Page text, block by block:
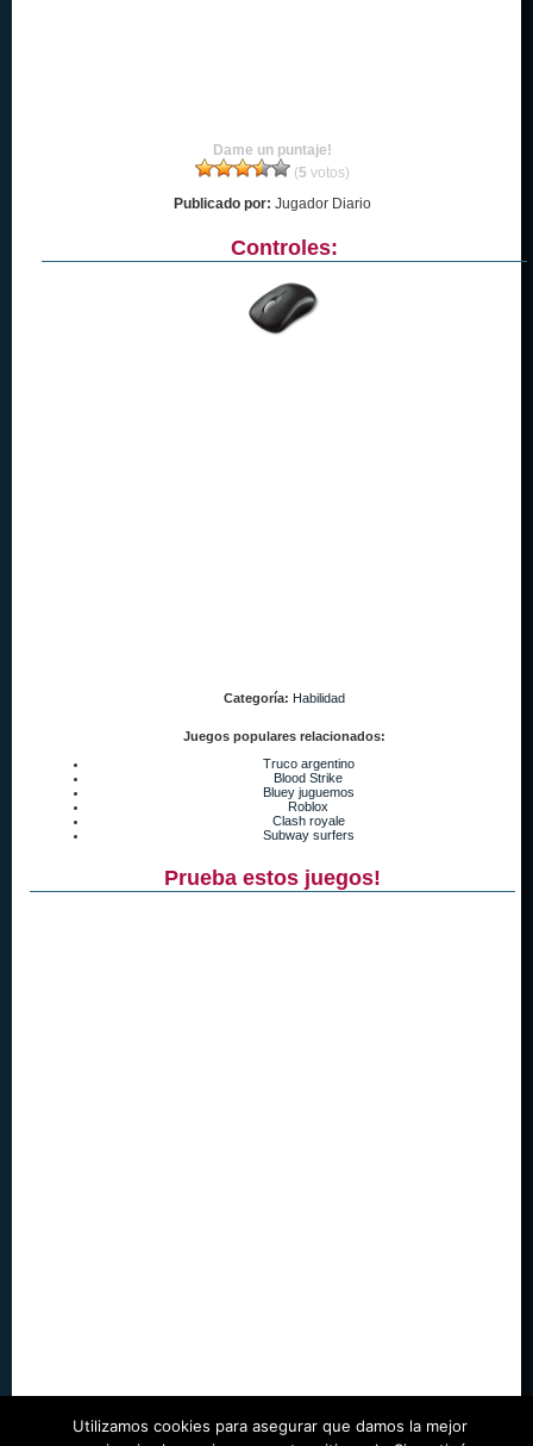
Dame un puntaje!
(5 votos)
Publicado por: Jugador Diario
Controles:
Categoría: Habilidad
Juegos populares relacionados:
Truco argentino
Blood Strike
Bluey juguemos
Roblox
Clash royale
Subway surfers
Prueba estos juegos!
Utilizamos cookies para asegurar que damos la mejor